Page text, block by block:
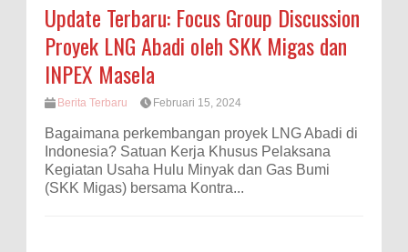
Update Terbaru: Focus Group Discussion
Proyek LNG Abadi oleh SKK Migas dan
INPEX Masela
Berita Terbaru Februari 15, 2024
Bagaimana perkembangan proyek LNG Abadi di
Indonesia? Satuan Kerja Khusus Pelaksana
Kegiatan Usaha Hulu Minyak dan Gas Bumi
(SKK Migas) bersama Kontra...